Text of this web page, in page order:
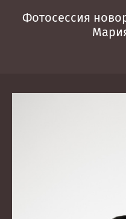
Фотосессия